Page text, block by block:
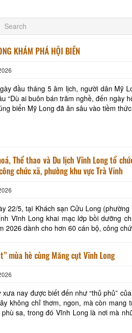
KHÁM PHÁ HỘI BIỂN
đầu tháng 5 âm lịch, người dân Mỹ
“Dù ai buôn bán trăm nghề, đến ngày
biển Mỹ Long đã ăn sâu vào tiềm
Thể thao và Du lịch Vĩnh Long tổ
chức xã, phường khu vực Trà Vinh
22/5, tại Khách sạn Cửu Long
Vĩnh Long khai mạc lớp bồi dưỡng
2026 dành cho hơn 60 cán bộ, công
mùa hè cùng Măng cụt Vĩnh Long
xưa nay được biết đến như “thủ phủ”
không chỉ thơm, ngon, mà còn
sa, trong đó Vĩnh Long là nơi mà